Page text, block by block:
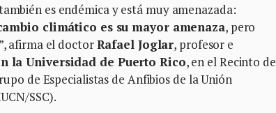
es endémica y está muy amenazada:
climático es su mayor amenaza, pero
afirma el doctorRafael Joglar, profesor e
la Universidad de Puerto Rico, en el Recinto de
de Especialistas de Anfibios de la Unión
SSC).